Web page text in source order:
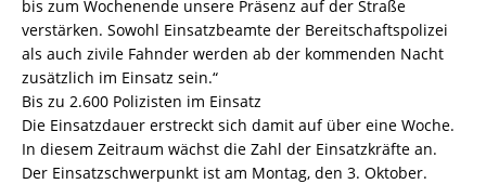
bis zum Wochenende unsere Präsenz auf der Straße
verstärken. Sowohl Einsatzbeamte der Bereitschaftspolizei
als auch zivile Fahnder werden ab der kommenden Nacht
zusätzlich im Einsatz sein.“
Bis zu 2.600 Polizisten im Einsatz
Die Einsatzdauer erstreckt sich damit auf über eine Woche.
In diesem Zeitraum wächst die Zahl der Einsatzkräfte an.
Der Einsatzschwerpunkt ist am Montag, den 3. Oktober.